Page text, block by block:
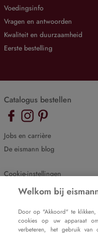
Voedingsinfo
Vragen en antwoorden
Kwaliteit en duurzaamheid
Eerste bestelling
Catalogus bestellen
Jobs en carrière
De eismann blog
Cookie-instellingen
Impressum
Welkom bij
Door op "Akkoord" te
cookies op uw apparaat
verbeteren, het gebruik van